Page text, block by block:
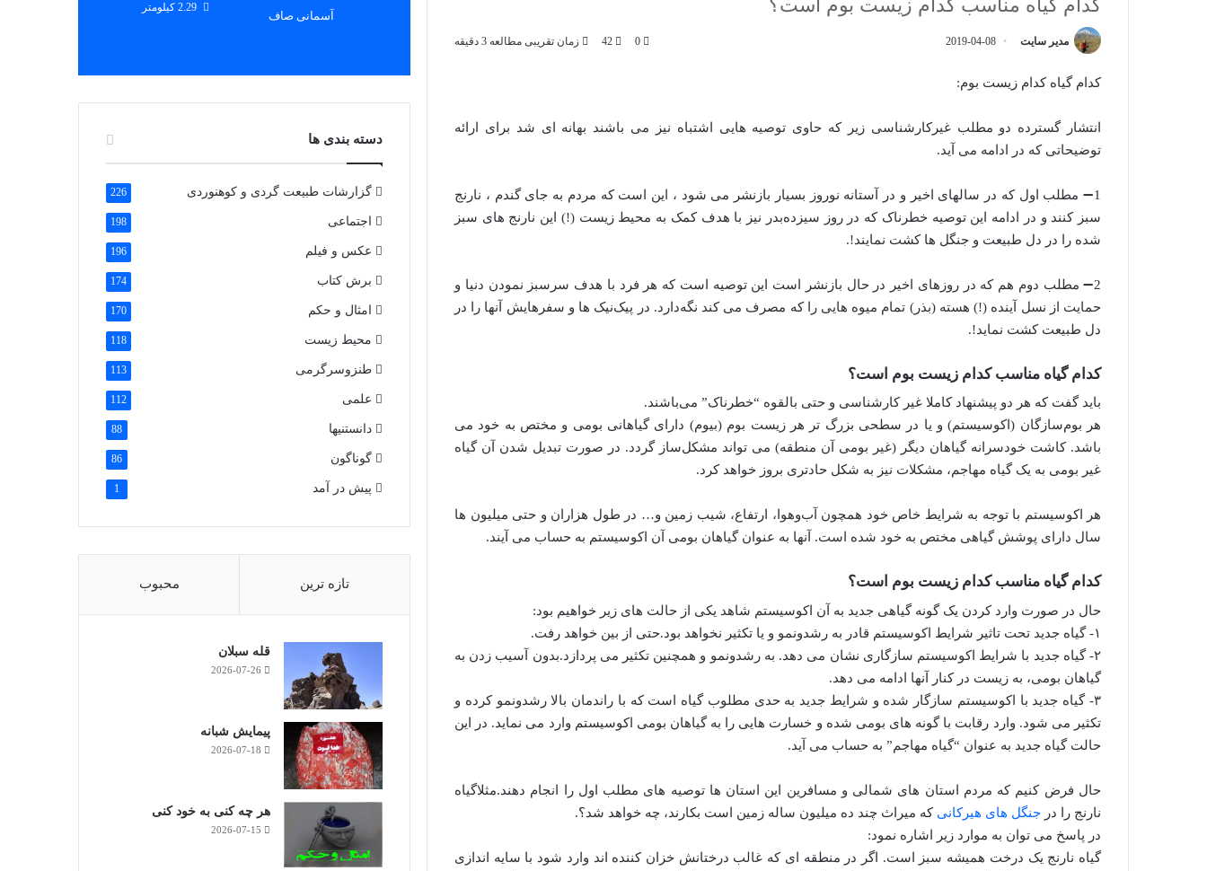
کدام گیاه مناسب کدام زیست بوم است؟
مدیر سایت 2019-04-08
0
42 زمان تقریبی مطالعه 3 دقیقه
کدام گیاه کدام زیست بوم:
انتشار گسترده دو مطلب غیرکارشناسی زیر که حاوی توصیه هایی اشتباه نیز می باشند بهانه ای شد برای ارائه
توضیحاتی که در ادامه می آید.
1➖ مطلب اول که در سالهای اخیر و در آستانه نوروز بسیار بازنشر می شود ، این است که مردم به جای گندم ، نارنج
سبز کنند و در ادامه این توصیه خطرناک که در روز سیزده‌بدر نیز با هدف کمک به محیط زیست (!) این نارنج های سبز
شده را در دل طبیعت و جنگل ها کشت نمایند!.
2➖ مطلب دوم هم که در روزهای اخیر در حال بازنشر است این توصیه است که هر فرد با هدف سرسبز نمودن دنیا و
حمایت از نسل آینده (!) هسته (بذر) تمام میوه هایی را که مصرف می کند نگه‌دارد. در پیک‌نیک ها و سفرهایش آنها را در
دل طبیعت کشت نماید!.
کدام گیاه مناسب کدام زیست بوم است؟
باید گفت که هر دو پیشنهاد کاملا غیر کارشناسی و حتی بالقوه “خطرناک” می‌باشند.
هر بوم‌سازگان (اکوسیستم) و یا در سطحی بزرگ تر هر زیست بوم (بیوم) دارای گیاهانی بومی و مختص به خود می
باشد. کاشت خودسرانه گیاهان دیگر (غیر بومی آن منطقه) می تواند مشکل‌ساز گردد. در صورت تبدیل شدن آن گیاه
غیر بومی به یک گیاه مهاجم، مشکلات نیز به شکل حادتری بروز خواهد کرد.
هر اکوسیستم با توجه به شرایط خاص خود همچون آب‌وهوا، ارتفاع، شیب زمین و… در طول هزاران و حتی میلیون ها
سال دارای پوشش گیاهی مختص به خود شده است. آنها به عنوان گیاهان بومی آن اکوسیستم به حساب می آیند.
کدام گیاه مناسب کدام زیست بوم است؟
حال در صورت وارد کردن یک گونه گیاهی جدید به آن اکوسیستم شاهد یکی از حالت های زیر خواهیم بود:
۱- گیاه جدید تحت تاثیر شرایط اکوسیستم قادر به رشدونمو و یا تکثیر نخواهد بود.حتی از بین خواهد رفت.
۲- گیاه جدید با شرایط اکوسیستم سازگاری نشان می دهد. به رشدونمو و همچنین تکثیر می پردازد.بدون آسیب زدن به
گیاهان بومی، به زیست در کنار آنها ادامه می دهد.
۳- گیاه جدید با اکوسیستم سازگار شده و شرایط جدید به حدی مطلوب گیاه است که با راندمان بالا رشدونمو کرده و
تکثیر می شود. وارد رقابت با گونه های بومی شده و خسارت هایی را به گیاهان بومی اکوسیستم وارد می نماید. در این
حالت گیاه جدید به عنوان “گیاه مهاجم” به حساب می آید.
حال فرض کنیم که مردم استان های شمالی و مسافرین این استان ها توصیه های مطلب اول را انجام دهند.مثلاگیاه
نارنج را در جنگل های هیرکانی که میراث چند ده میلیون ساله زمین است بکارند، چه خواهد شد؟.
در پاسخ می توان به موارد زیر اشاره نمود:
گیاه نارنج یک درخت همیشه سبز است. اگر در منطقه ای که غالب درختانش خزان کننده اند وارد شود با سایه اندازی
آسمانی صاف
2.29 کیلومتر
دسته بندی ها
گزارشات طبیعت گردی و کوهنوردی 226
اجتماعی 198
عکس و فیلم 196
برش کتاب 174
امثال و حکم 170
محیط زیست 118
طنزوسرگرمی 113
علمی 112
دانستنیها 88
گوناگون 86
پیش در آمد 1
تازه ترین محبوب
قله سبلان
2026-07-26
پیمایش شبانه
2026-07-18
هر چه کنی به خود کنی
2026-07-15